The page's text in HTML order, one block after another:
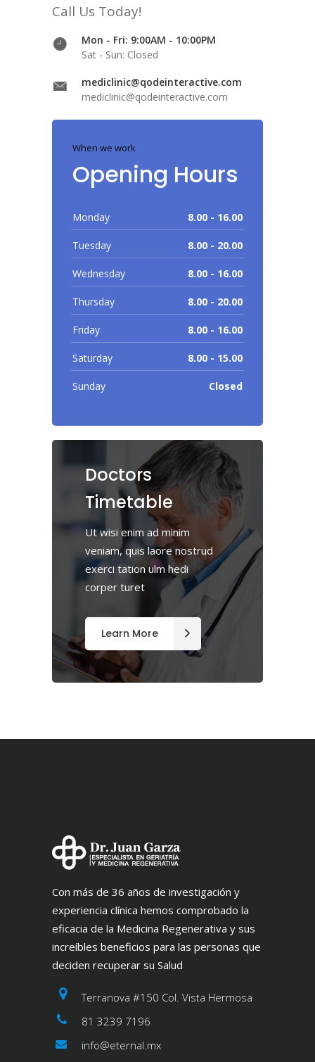
Call Us Today!
Mon - Fri: 9:00AM - 10:00PM
Sat - Sun: Closed
mediclinic@qodeinteractive.com
mediclinic@qodeinteractive.com
When we work
Opening Hours
Monday 8.00 - 16.00
Tuesday 8.00 - 20.00
Wednesday 8.00 - 16.00
Thursday 8.00 - 20.00
Friday 8.00 - 16.00
Saturday 8.00 - 15.00
Sunday Closed
Doctors
Timetable
Ut wisi enim ad minim
veniam, quis laore nostrud
exerci tation ulm hedi
corper turet
Learn More
Con más de 36 años de investigación y
experiencia clínica hemos comprobado la
eficacia de la Medicina Regenerativa y sus
increíbles beneficios para las personas que
deciden recuperar su Salud
Terranova #150 Col. Vista Hermosa
81 3239 7196
info@eternal.mx